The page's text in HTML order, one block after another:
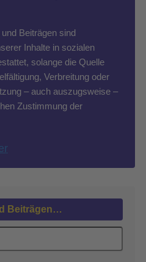
Beiträgen sind
Inhalte in sozialen
solange die Quelle
Verbreitung oder
– auch auszugsweise –
Zustimmung der
Beiträgen…